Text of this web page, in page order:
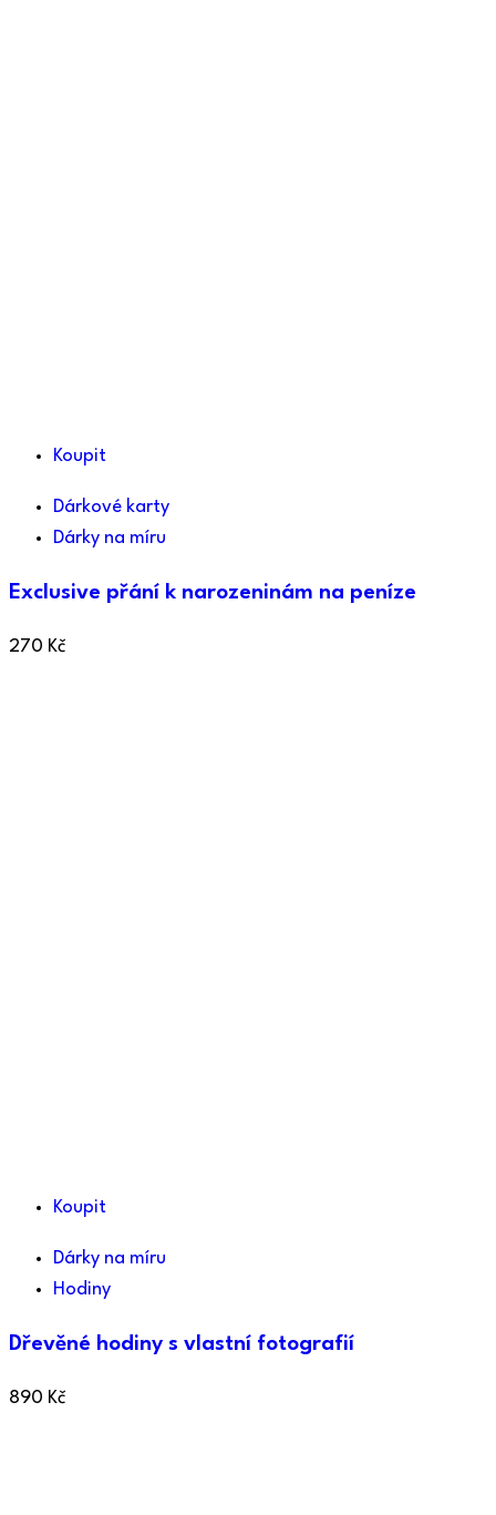
Koupit
Dárkové karty
Dárky na míru
Exclusive přání k narozeninám na peníze
270 Kč
Koupit
Dárky na míru
Hodiny
Dřevěné hodiny s vlastní fotografií
890 Kč